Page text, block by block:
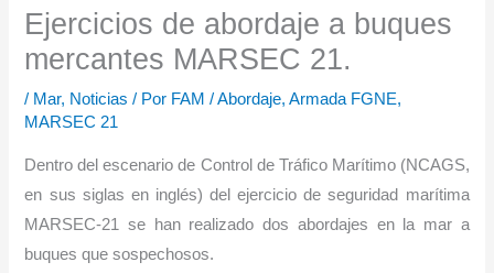
Ejercicios de abordaje a buques
mercantes MARSEC 21.
/ Mar, Noticias / Por FAM/Abordaje,Armada FGNE,
MARSEC 21
Dentro del escenario de Control de Tráfico Marítimo (NCAGS,
en sus siglas en inglés) del ejercicio de seguridad marítima
MARSEC-21 se han realizado dos abordajes en la mar a
buques que sospechosos.